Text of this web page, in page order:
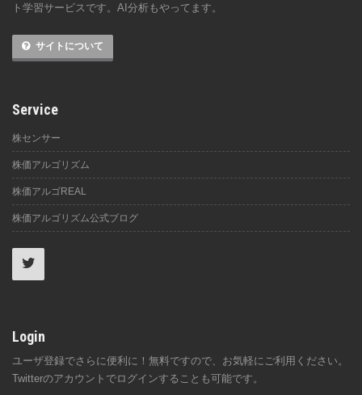
ト学習サービスです。AI分析もやってます。
サイトについて
Service
株センサー
株価アルゴリズム
株価アルゴREAL
株価アルゴリズム公式ブログ
Login
ユーザ登録でさらに便利に！無料ですので、お気軽にご利用ください。
Twitterのアカウントでログインすることも可能です。